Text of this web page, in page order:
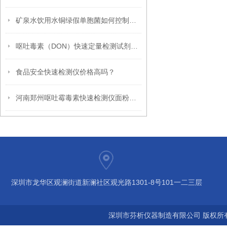
食品安全快速检测仪价格高吗？
深圳市龙华区观澜街道新澜社区观光路1301-8号101一二三层
深圳市芬析仪器制造有限公司 版权